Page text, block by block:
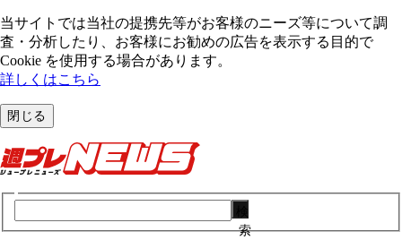
当サイトでは当社の提携先等がお客様のニーズ等について調
査・分析したり、お客様にお勧めの広告を表⽰する⽬的で
Cookie を使⽤する場合があります。
詳しくはこちら
閉じる
索